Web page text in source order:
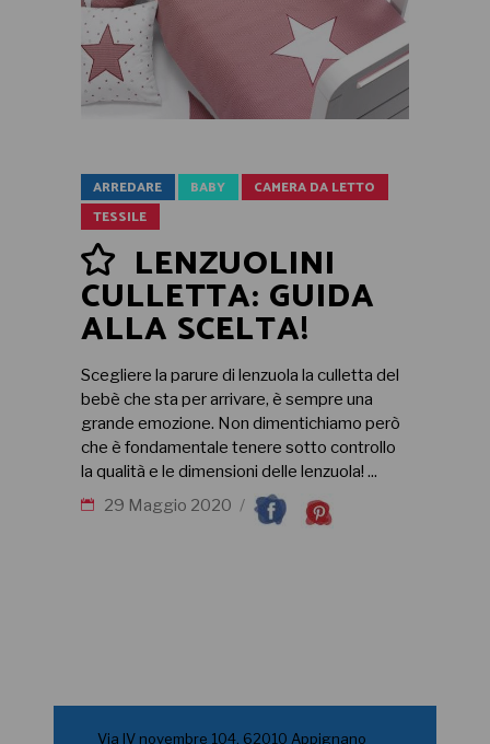
ARREDARE BABY
CAMERA DA LETTO
TESSILE
LENZUOLINI
CULLETTA: GUIDA
ALLA SCELTA!
Scegliere la parure di lenzuola la culletta del
bebè che sta per arrivare, è sempre una
grande emozione. Non dimentichiamo però
che è fondamentale tenere sotto controllo
la qualità e le dimensioni delle lenzuola!
29 Maggio 2020
Via IV novembre 104, 62010 Appignano